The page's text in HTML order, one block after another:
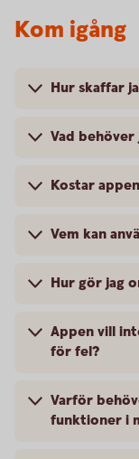
Kom igång
Hur skaffar
Vad
Kostar
Vem kan
Hur gör jag
Appen vill
för fel?
Varför
funktioner i